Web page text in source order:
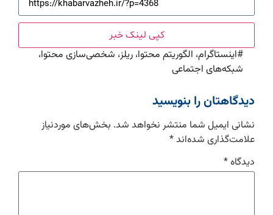
کپی لینک خبر
#اینستاگرام، الگوریتم محتوا، ریلز، شخصی‌سازی محتوا،
شبکه‌های اجتماعی
دیدگاهتان را بنویسید
نشانی ایمیل شما منتشر نخواهد شد. بخش‌های موردنیاز
علامت‌گذاری شده‌اند*
دیدگاه*